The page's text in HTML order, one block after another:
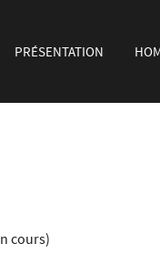
PRÉSENTATION
cours)